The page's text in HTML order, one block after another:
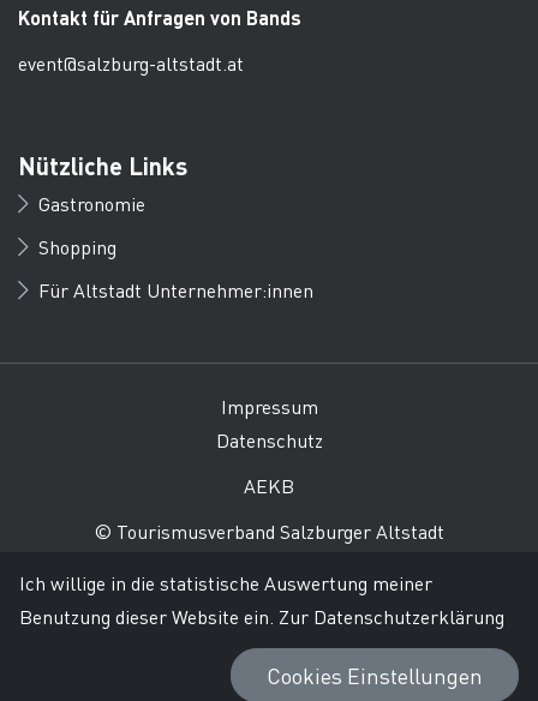
Kontakt für Anfragen von Bands
event@salzburg-altstadt.at
Nützliche Links
Gastronomie
Shopping
Für Altstadt Unternehmer:innen
Impressum
Datenschutz
AEKB
© Tourismusverband Salzburger Altstadt
Ich willige in die statistische Auswertung meiner
Benutzung dieser Website ein. Zur Datenschutzerklärung
Cookies Einstellungen